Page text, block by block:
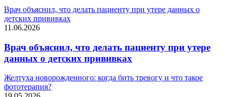
Врач объяснил, что делать пациенту при утере данных о
детских прививках
11.06.2026
Врач объяснил, что делать пациенту при утере
данных о детских прививках
Желтуха новорожденного: когда бить тревогу и что такое
фототерапия?